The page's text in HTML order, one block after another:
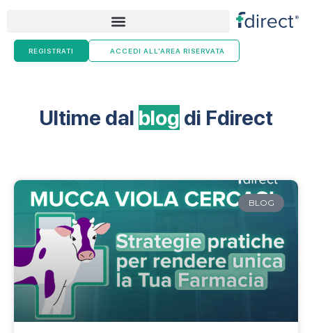
content
REGISTRATI ACCEDI ALL'AREA RISERVATA
Ultime dal blog di Fdirect
BLOG